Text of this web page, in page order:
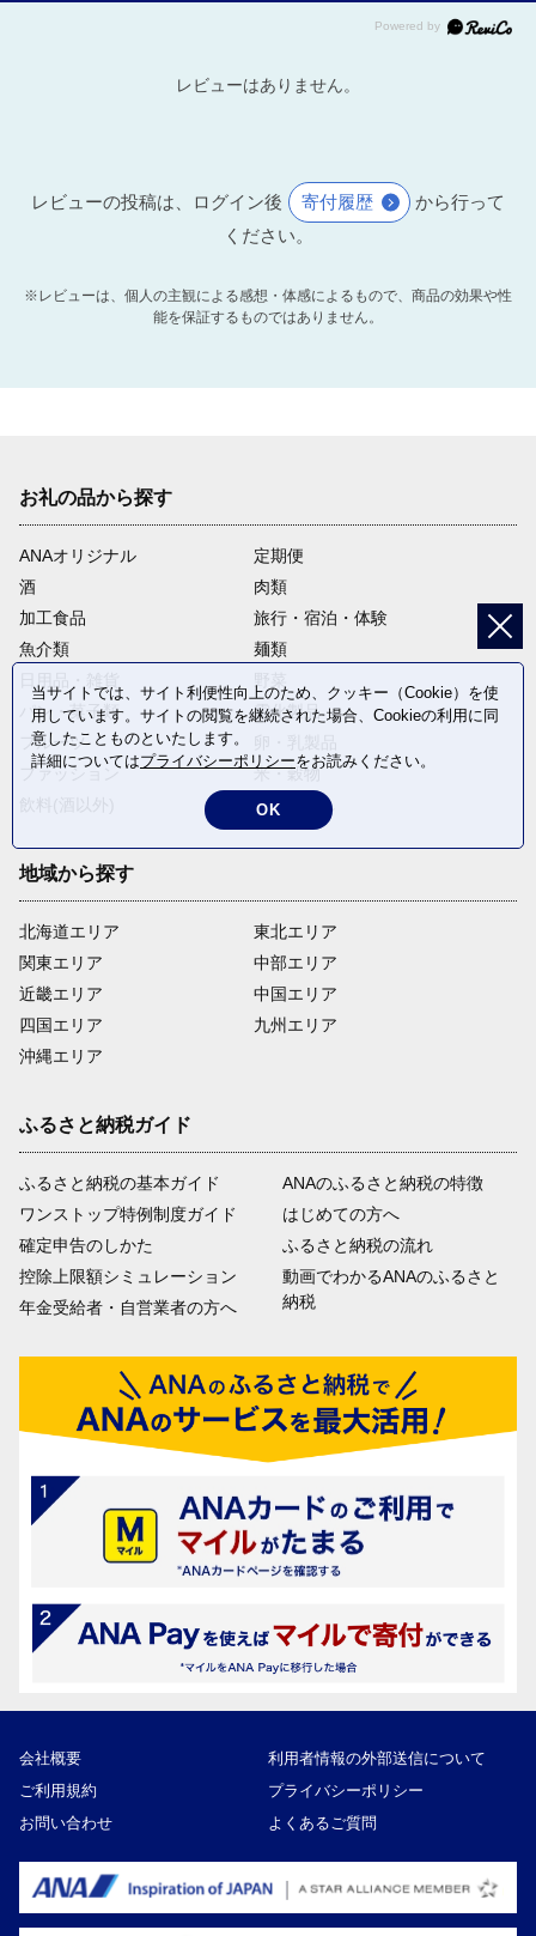
レビューはありません。
レビューの投稿は、ログイン後 寄付履歴
から行って
ください。
※レビューは、個人の主観による感想・体感によるもので、商品の効果や性
能を保証するものではありません。
お礼の品から探す
ANAオリジナル
定期便
酒
肉類
加工食品
旅行・宿泊・体験
魚介類
麺類
日用品・雑貨
野菜
パン・菓子類
電化製品
フルーツ
ファッション
米・穀物
返礼品なし
地域から探す
北海道エリア
関東エリア
近畿エリア
四国エリア
沖縄エリア
東北エリア
中部エリア
中国エリア
九州エリア
ふるさと納税ガイド
ふるさと納税の基本ガイド
ワンストップ特例制度ガイド
確定申告のしかた
控除上限額シミュレーション
年金受給者・自営業者の方へ
ANAのふるさと納税の特徴
はじめての方へ
ふるさと納税の流れ
動画でわかるANAのふるさと
納税
会社概要
利用者情報の外部送信について
ご利用規約
プライバシーポリシー
お問い合わせ
よくあるご質問
当サイトでは、サイト利便性向上のため、クッキー（Cookie）を使
用しています。サイトの閲覧を継続された場合、Cookieの利用に同
意したことものといたします。
詳細についてはプライバシーポリシーをお読みください。
OK